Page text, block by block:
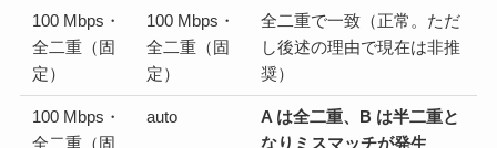
100 Mbps・
全二重（固
定）
100 Mbps・
全二重（固
定）
全二重で一致（正常。ただ
し後述の理由で現在は非推
奨）
100 Mbps・
全二重（固
auto
A は全二重、B は半二重と
なりミスマッチが発生